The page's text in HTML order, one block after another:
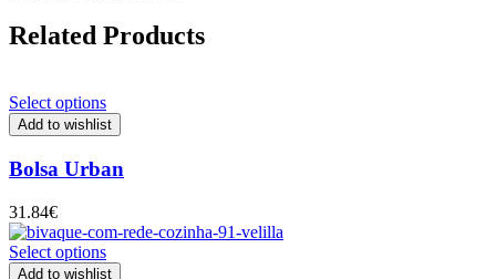
Related Products
Select options
Add to wishlist
Bolsa Urban
31.84€
Select options
Add to wishlist